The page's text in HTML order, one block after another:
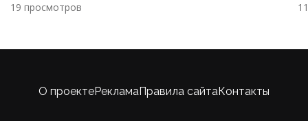
19 просмотров
О проектеРекламаПравила сайтаКонтакты